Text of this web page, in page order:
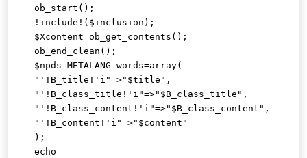
ob_start();
!include!($inclusion);
$Xcontent=ob_get_contents();
ob_end_clean();
$npds_METALANG_words=array(
"'!B_title!'i"=>"$title",
"'!B_class_title!'i"=>"$B_class_title",
"'!B_class_content!'i"=>"$B_class_content",
"'!B_content!'i"=>"$content"
);
echo